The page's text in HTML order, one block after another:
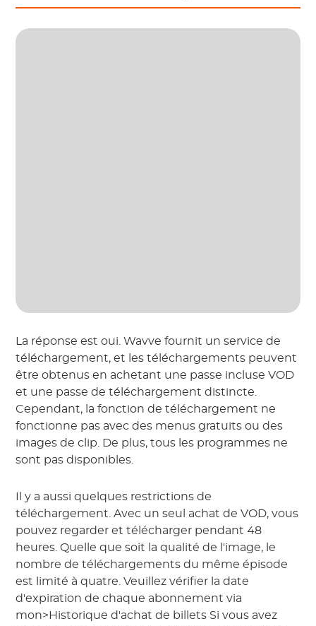
La réponse est oui. Wavve fournit un service de
téléchargement, et les téléchargements peuvent
être obtenus en achetant une passe incluse VOD
et une passe de téléchargement distincte.
Cependant, la fonction de téléchargement ne
fonctionne pas avec des menus gratuits ou des
images de clip. De plus, tous les programmes ne
sont pas disponibles.
Il y a aussi quelques restrictions de
téléchargement. Avec un seul achat de VOD, vous
pouvez regarder et télécharger pendant 48
heures. Quelle que soit la qualité de l'image, le
nombre de téléchargements du même épisode
est limité à quatre. Veuillez vérifier la date
d'expiration de chaque abonnement via
mon>Historique d'achat de billets Si vous avez